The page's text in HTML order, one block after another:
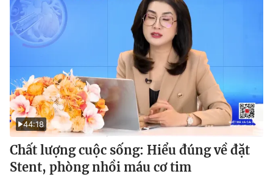
44:18
Chất lượng cuộc sống: Hiểu đúng về đặt
Stent, phòng nhồi máu cơ tim